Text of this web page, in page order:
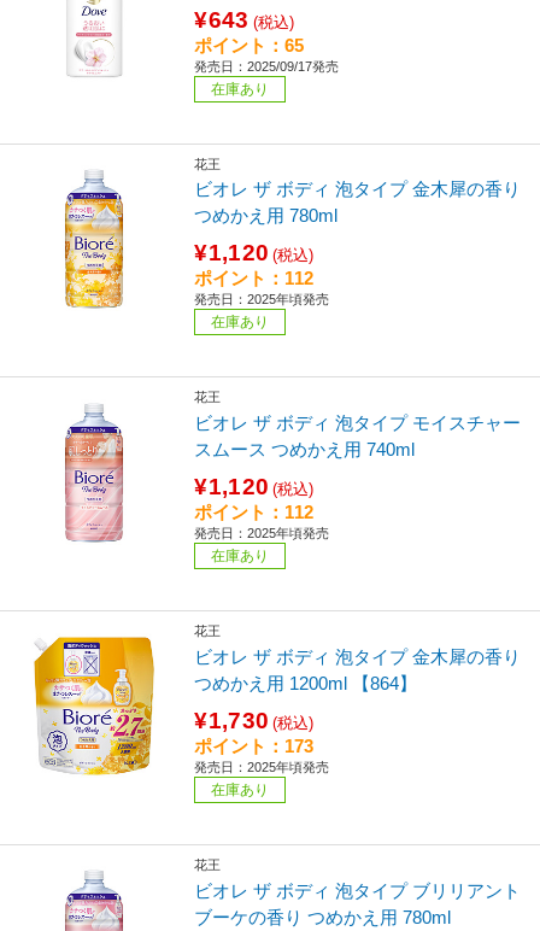
¥643 (税込)
ポイント：65
発売日：2025/09/17発売
在庫あり
花王
ビオレ ザ ボディ 泡タイプ 金木犀の香り
つめかえ用 780ml
¥1,120 (税込)
ポイント：112
発売日：2025年頃発売
在庫あり
花王
ビオレ ザ ボディ 泡タイプ モイスチャー
スムース つめかえ用 740ml
¥1,120 (税込)
ポイント：112
発売日：2025年頃発売
在庫あり
花王
ビオレ ザ ボディ 泡タイプ 金木犀の香り
つめかえ用 1200ml 【864】
¥1,730 (税込)
ポイント：173
発売日：2025年頃発売
在庫あり
花王
ビオレ ザ ボディ 泡タイプ ブリリアント
ブーケの香り つめかえ用 780ml